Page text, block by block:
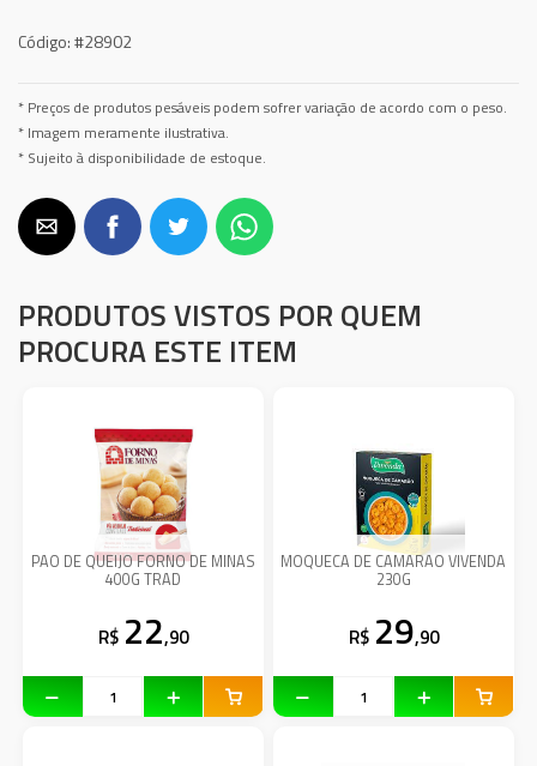
Código:#28902
* Preços de produtos pesáveis podem sofrer variação de acordo com o peso.
* Imagem meramente ilustrativa.
* Sujeito à disponibilidade de estoque.
PRODUTOS VISTOS POR QUEM
PROCURA ESTE ITEM
PAO DE QUEIJO FORNO DE MINAS
400G TRAD
R$ 22,90
MOQUECA DE CAMARAO VIVENDA
230G
R$ 29,90